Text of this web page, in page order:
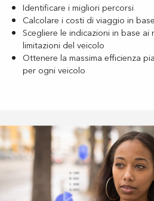
Identificare i migliori percorsi
Calcolare i costi di viaggio in
Scegliere le indicazioni in base
limitazioni del veicolo
Ottenere la massima efficienza
per ogni veicolo